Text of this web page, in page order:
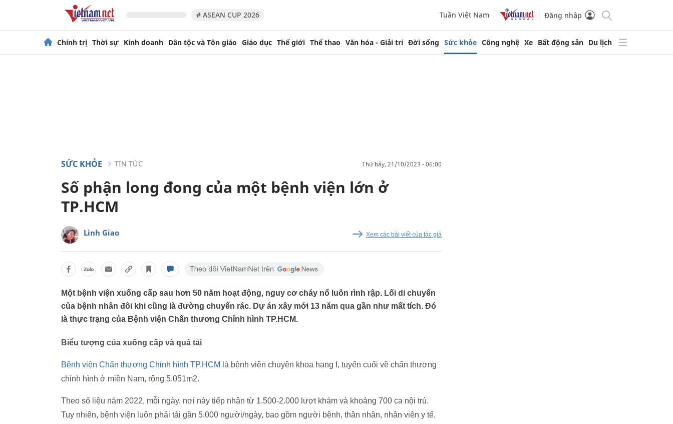
# ASEAN CUP 2026 Tuần Việt Nam Đăng nhập
Chính trị Thời sự Kinh doanh Dân tộc và Tôn giáo Giáo dục Thế giới Thể thao Văn hóa - Giải trí Đời sống Sức khỏe Công nghệ Xe Bất động sản Du lịch
SỨC KHỎE TIN TỨC thứ bảy, 21/10/2023 - 06:00
Số phận long đong của một bệnh viện lớn ở
TP.HCM
Linh Giao Xem các bài viết của tác giả
Một bệnh viện xuống cấp sau hơn 50 năm hoạt động, nguy cơ cháy nổ luôn rình rập. Lối di chuyển
của bệnh nhân đôi khi cũng là đường chuyển rác. Dự án xây mới 13 năm qua gần như mất tích. Đó
là thực trạng của Bệnh viện Chấn thương Chỉnh hình TP.HCM.
Biểu tượng của xuống cấp và quá tải
Bệnh viện Chấn thương Chỉnh hình TP.HCM là bệnh viện chuyên khoa hạng I, tuyến cuối về chấn thương
chỉnh hình ở miền Nam, rộng 5.051m2.
Theo số liệu năm 2022, mỗi ngày, nơi này tiếp nhận từ 1.500-2.000 lượt khám và khoảng 700 ca nội trú.
Tuy nhiên, bệnh viện luôn phải tải gần 5.000 người/ngày, bao gồm người bệnh, thân nhân, nhân viên y tế,